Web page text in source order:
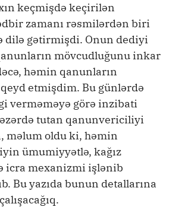
keçmişdə keçirilən
zamanı rəsmilərdən biri
dilə gətirmişdi. Onun dediyi
mövcudluğunu inkar
həmin qanunların
etmişdim. Bu günlərdə
verməməyə görə inzibati
tutan qanunvericiliyi
məlum oldu ki, həmin
ümumiyyətlə, kağız
icra mexanizmi işlənib
Bu yazıda bunun detallarına